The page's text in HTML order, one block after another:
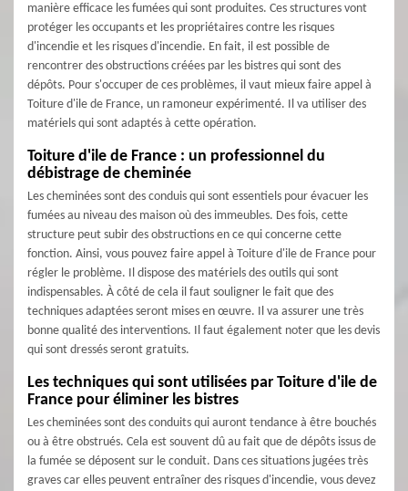
manière efficace les fumées qui sont produites. Ces structures vont
protéger les occupants et les propriétaires contre les risques
d'incendie et les risques d'incendie. En fait, il est possible de
rencontrer des obstructions créées par les bistres qui sont des
dépôts. Pour s'occuper de ces problèmes, il vaut mieux faire appel à
Toiture d'ile de France, un ramoneur expérimenté. Il va utiliser des
matériels qui sont adaptés à cette opération.
Toiture d'ile de France : un professionnel du
débistrage de cheminée
Les cheminées sont des conduis qui sont essentiels pour évacuer les
fumées au niveau des maison où des immeubles. Des fois, cette
structure peut subir des obstructions en ce qui concerne cette
fonction. Ainsi, vous pouvez faire appel à Toiture d'ile de France pour
régler le problème. Il dispose des matériels des outils qui sont
indispensables. À côté de cela il faut souligner le fait que des
techniques adaptées seront mises en œuvre. Il va assurer une très
bonne qualité des interventions. Il faut également noter que les devis
qui sont dressés seront gratuits.
Les techniques qui sont utilisées par Toiture d'ile de
France pour éliminer les bistres
Les cheminées sont des conduits qui auront tendance à être bouchés
ou à être obstrués. Cela est souvent dû au fait que de dépôts issus de
la fumée se déposent sur le conduit. Dans ces situations jugées très
graves car elles peuvent entraîner des risques d'incendie, vous devez